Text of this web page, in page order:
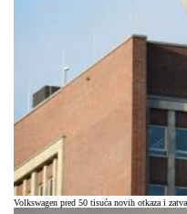
Volkswagen pred 50 tisuća novih otkaza i